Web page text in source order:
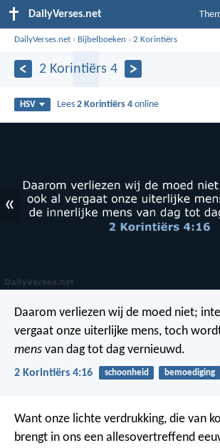
DailyVerses.net
DailyVerses.net › Bijbelboeken ›2 Korintiërs
2 Korintiërs 4
HSV Lees2 Korintiërs 4 online
«
Daarom verliezen wij de moed niet;
vergaat onze uiterlijke mens, toch
mens van dag tot dag vernieuwd.
2 Korintiërs 4:16 schoonheid bemoediging
Want onze lichte verdrukking, die van
brengt in ons een allesovertreffend